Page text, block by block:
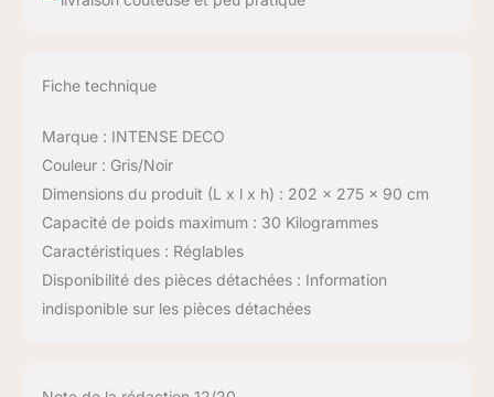
Fiche technique
Marque : INTENSE DECO
Couleur : Gris/Noir
Dimensions du produit (L x l x h) : 202 x 275 x 90 cm
Capacité de poids maximum : 30 Kilogrammes
Caractéristiques : Réglables
Disponibilité des pièces détachées : Information
indisponible sur les pièces détachées